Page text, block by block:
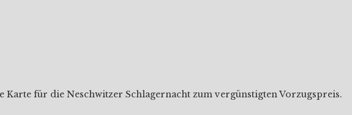
für die Neschwitzer Schlagernacht zum vergünstigten Vorzugspreis.